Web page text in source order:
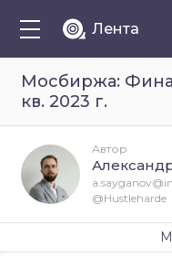
Лента
Мосбиржа:
кв. 2023 г.
Автор
@Hustleharde